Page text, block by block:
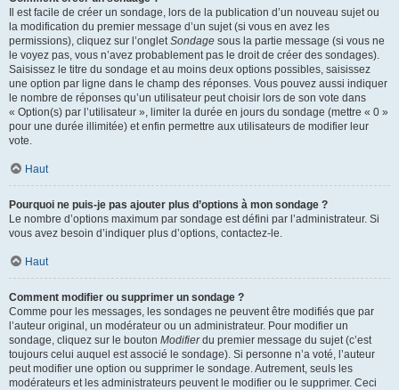
Il est facile de créer un sondage, lors de la publication d’un nouveau sujet ou
la modification du premier message d’un sujet (si vous en avez les
permissions), cliquez sur l’ongletSondage sous la partie message (si vous ne
le voyez pas, vous n’avez probablement pas le droit de créer des sondages).
Saisissez le titre du sondage et au moins deux options possibles, saisissez
une option par ligne dans le champ des réponses. Vous pouvez aussi indiquer
le nombre de réponses qu’un utilisateur peut choisir lors de son vote dans
« Option(s) par l’utilisateur », limiter la durée en jours du sondage (mettre « 0 »
pour une durée illimitée) et enfin permettre aux utilisateurs de modifier leur
vote.
Haut
Pourquoi ne puis-je pas ajouter plus d’options à mon sondage ?
Le nombre d’options maximum par sondage est défini par l’administrateur. Si
vous avez besoin d’indiquer plus d’options, contactez-le.
Haut
Comment modifier ou supprimer un sondage ?
Comme pour les messages, les sondages ne peuvent être modifiés que par
l’auteur original, un modérateur ou un administrateur. Pour modifier un
sondage, cliquez sur le bouton Modifierdu premier message du sujet (c’est
toujours celui auquel est associé le sondage). Si personne n’a voté, l’auteur
peut modifier une option ou supprimer le sondage. Autrement, seuls les
modérateurs et les administrateurs peuvent le modifier ou le supprimer. Ceci